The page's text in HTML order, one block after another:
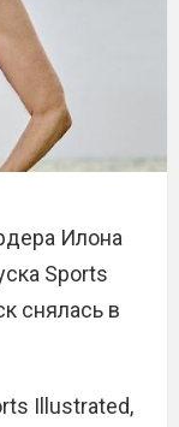
Илона
Sports
снялась в
Illustrated,